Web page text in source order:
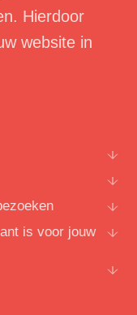
Hierdoor
website in
is voor jouw